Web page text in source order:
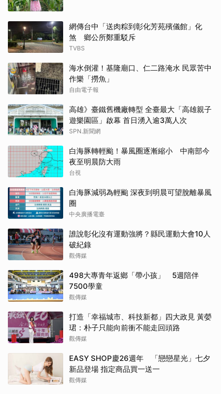
網傳台中「送肉粽到彰化芳苑殯儀館」化
煞 鄉公所鄭重駁斥
TVBS
海水倒灌！基隆廟口、仁二路淹水 民眾苦中
作樂「撈魚」
自由電子報
高雄》臺鐵舊機廠轉型 全臺最大「高雄親子
遊樂園區」啟幕 首日湧入逾3萬人次
SPN.新聞網
白海豚轉輕颱！暴風圈逐漸縮小 中南部今
夜至明晨防大雨
台視
白海豚減弱為輕颱 深夜到明晨可望脫離暴風
圈
中央廣播電臺
誰說彰化沒有運動強將？縣民運動大會10人
破紀錄
觀傳媒
498大專青年返鄉「帶小孩」 5週陪伴
7500學童
觀傳媒
打造「幸福城市、科技新都」四大政見 黃嫈
珺：朴子只能向前衝不能走回頭路
觀傳媒
EASY SHOP慶26週年 「戀戀星光」七夕
新品登場 指定商品買一送一
觀傳媒